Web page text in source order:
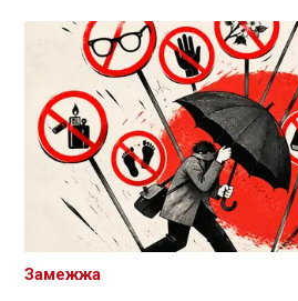
Замежжа